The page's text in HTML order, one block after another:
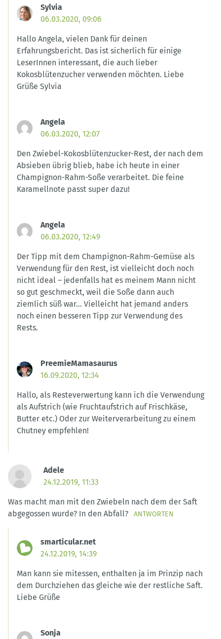
Sylvia
06.03.2020, 09:06
Hallo Angela, vielen Dank für deinen
Erfahrungsbericht. Das ist sicherlich für einige
LeserInnen interessant, die auch lieber
Kokosblütenzucher verwenden möchten. Liebe
Grüße Sylvia
Angela
06.03.2020, 12:07
Den Zwiebel-Kokosblütenzucker-Rest, der nach dem
Absieben übrig blieb, habe ich heute in einer
Champignon-Rahm-Soße verarbeitet. Die feine
Karamellnote passt super dazu!
Angela
06.03.2020, 12:49
Der Tipp mit dem Champignon-Rahm-Gemüse als
Verwendung für den Rest, ist vielleicht doch noch
nicht ideal – jedenfalls hat es meinem Mann nicht
so gut geschmeckt, weil die Soße dann auch
ziemlich süß war… Vielleicht hat jemand anders
noch einen besseren Tipp zur Verwendung des
Rests.
PreemieMamasaurus
16.09.2020, 12:34
Hallo, als Resteverwertung kann ich die Verwendung
als Aufstrich (wie Fruchtaufstrich auf Frischkäse,
Butter etc.) Oder zur Weiterverarbeitung zu einem
Chutney empfehlen!
Adele
24.12.2019, 11:33
Was macht man mit den Zwiebeln nach dem der Saft
abgegossen wurde? In den Abfall?
ANTWORTEN
smarticular.net
24.12.2019, 14:39
Man kann sie mitessen, enthalten ja im Prinzip nach
dem Durchziehen das gleiche wie der restliche Saft.
Liebe Grüße
Sonja